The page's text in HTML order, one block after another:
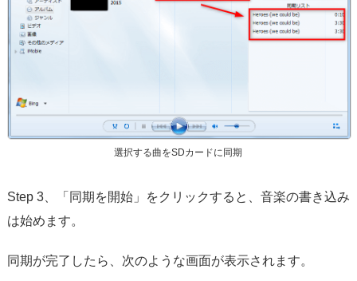
選択する曲をSDカードに同期
Step 3、「同期を開始」をクリックすると、音楽の書き込み
は始めます。
同期が完了したら、次のような画面が表示されます。